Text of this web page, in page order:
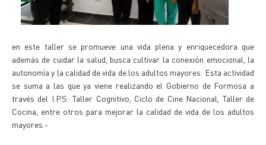
en este taller se promueve una vida plena y enriquecedora que
además de cuidar la salud, busca cultivar la conexión emocional, la
autonomía y la calidad de vida de los adultos mayores. Esta actividad
se suma a las que ya viene realizando el Gobierno de Formosa a
través del I.P.S: Taller Cognitivo, Ciclo de Cine Nacional, Taller de
Cocina, entre otros para mejorar la calidad de vida de los adultos
mayores.-